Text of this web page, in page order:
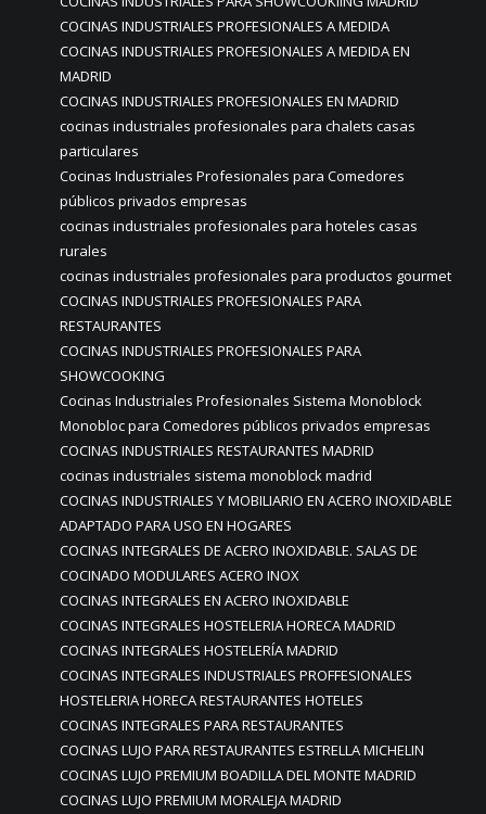
COCINAS INDUSTRIALES PROFESIONALES A MEDIDA
COCINAS INDUSTRIALES PROFESIONALES A MEDIDA EN
MADRID
COCINAS INDUSTRIALES PROFESIONALES EN MADRID
cocinas industriales profesionales para chalets casas
particulares
Cocinas Industriales Profesionales para Comedores
públicos privados empresas
cocinas industriales profesionales para hoteles casas
rurales
cocinas industriales profesionales para productos gourmet
COCINAS INDUSTRIALES PROFESIONALES PARA
RESTAURANTES
COCINAS INDUSTRIALES PROFESIONALES PARA
SHOWCOOKING
Cocinas Industriales Profesionales Sistema Monoblock
Monobloc para Comedores públicos privados empresas
COCINAS INDUSTRIALES RESTAURANTES MADRID
cocinas industriales sistema monoblock madrid
COCINAS INDUSTRIALES Y MOBILIARIO EN ACERO INOXIDABLE
ADAPTADO PARA USO EN HOGARES
COCINAS INTEGRALES DE ACERO INOXIDABLE. SALAS DE
COCINADO MODULARES ACERO INOX
COCINAS INTEGRALES EN ACERO INOXIDABLE
COCINAS INTEGRALES HOSTELERIA HORECA MADRID
COCINAS INTEGRALES HOSTELERÍA MADRID
COCINAS INTEGRALES INDUSTRIALES PROFFESIONALES
HOSTELERIA HORECA RESTAURANTES HOTELES
COCINAS INTEGRALES PARA RESTAURANTES
COCINAS LUJO PARA RESTAURANTES ESTRELLA MICHELIN
COCINAS LUJO PREMIUM BOADILLA DEL MONTE MADRID
COCINAS LUJO PREMIUM MORALEJA MADRID